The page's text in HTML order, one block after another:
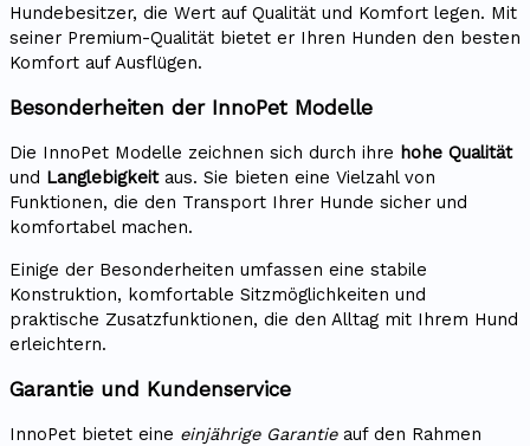
Hundebesitzer, die Wert auf Qualität und Komfort legen. Mit
seiner Premium-Qualität bietet er Ihren Hunden den besten
Komfort auf Ausflügen.
Besonderheiten der InnoPet Modelle
Die InnoPet Modelle zeichnen sich durch ihre hohe Qualität
und Langlebigkeitaus. Sie bieten eine Vielzahl von
Funktionen, die den Transport Ihrer Hunde sicher und
komfortabel machen.
Einige der Besonderheiten umfassen eine stabile
Konstruktion, komfortable Sitzmöglichkeiten und
praktische Zusatzfunktionen, die den Alltag mit Ihrem Hund
erleichtern.
Garantie und Kundenservice
InnoPet bietet eine einjährige Garantieauf den Rahmen